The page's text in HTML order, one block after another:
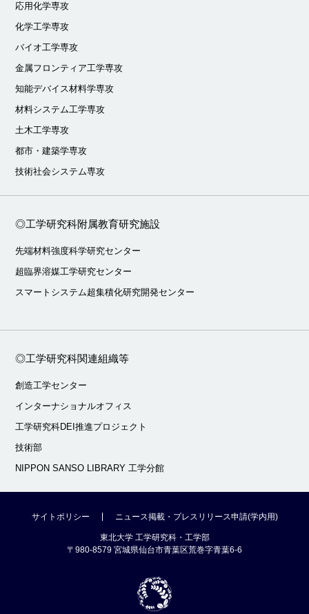
応用化学専攻
化学工学専攻
バイオ工学専攻
金属フロンティア工学専攻
知能デバイス材料学専攻
材料システム工学専攻
土木工学専攻
都市・建築学専攻
技術社会システム専攻
◎工学研究科附属教育研究施設
先端材料強度科学研究センター
超臨界溶媒工学研究センター
スマートシステム超集積化研究開発センター
◎工学研究科関連組織等
創造工学センター
インターナショナルオフィス
工学研究科DEI推進プロジェクト
技術部
NIPPON SANSO LIBRARY 工学分館
サイトポリシー ニュース掲載・プレスリリース申請(学内用)
東北大学 工学研究科・工学部
〒980-8579 宮城県仙台市青葉区荒巻字青葉6-6